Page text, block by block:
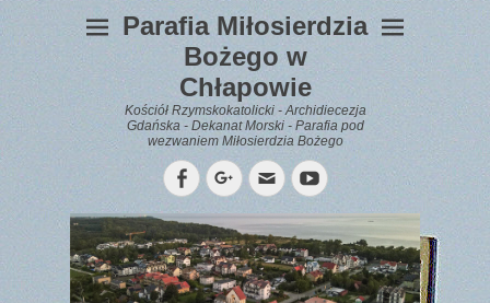
Parafia Miłosierdzia
Bożego w
Chłapowie
Kościół Rzymskokatolicki - Archidiecezja
Gdańska - Dekanat Morski - Parafia pod
wezwaniem Miłosierdzia Bożego
FacebookGoogleplus
EmailYouTube